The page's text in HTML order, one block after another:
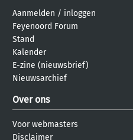
Aanmelden / inloggen
Feyenoord Forum
Stand
Kalender
E-zine (nieuwsbrief)
Nieuwsarchief
Over ons
Voor webmasters
Disclaimer